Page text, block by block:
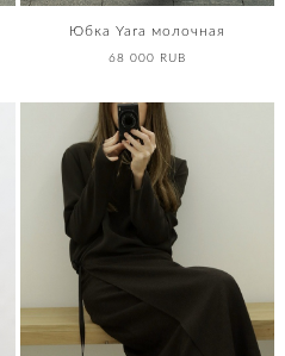
Юбка Yara молочная
68 000 RUB